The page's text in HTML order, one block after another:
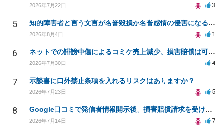
2026年7月22日 3
5 知的障害者と言う文言が名誉毀損か名誉感情の侵害になるか教えてほしい。
2026年8月4日 1
6 ネットでの誹謗中傷によるコミケ売上減少、損害賠償は可能か？
2026年7月30日 4
7 示談書に口外禁止条項を入れるリスクはありますか？
2026年7月23日 5
8 Google口コミで発信者情報開示後、損害賠償請求を受けています。示談について相談です。
2026年7月14日 7